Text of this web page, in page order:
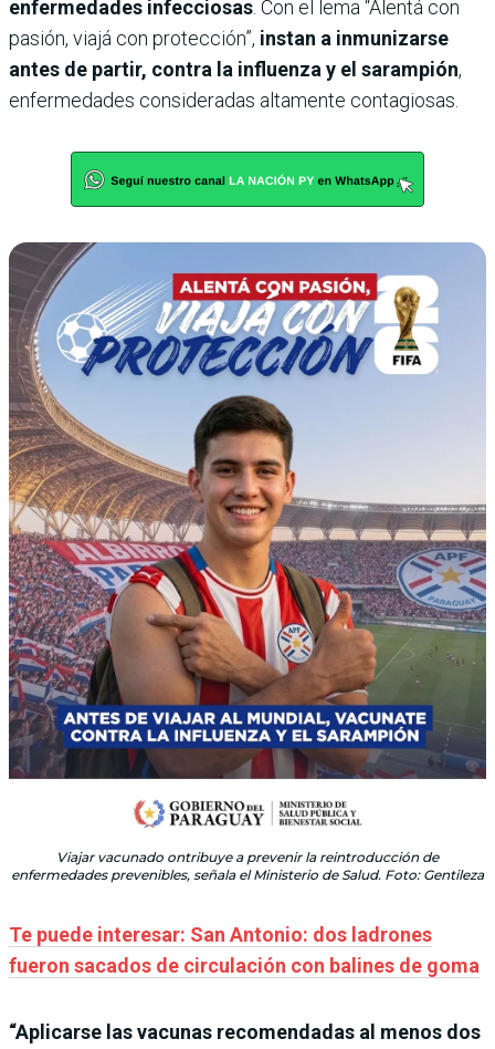
enfermedades infecciosas . Con el lema “Alentá con
pasión, viajá con protección”, instan a inmunizarse
antes de partir, contra la influenza y el sarampión,
enfermedades consideradas altamente contagiosas.
Viajar vacunado ontribuye a prevenir la reintroducción de
enfermedades prevenibles, señala el Ministerio de Salud. Foto: Gentileza
Te puede interesar: San Antonio: dos ladrones
fueron sacados de circulación con balines de goma
“Aplicarse las vacunas recomendadas al menos dos